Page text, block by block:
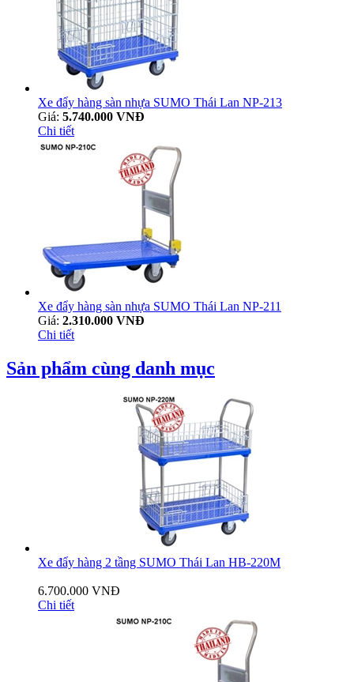
Xe đẩy hàng sàn nhựa SUMO Thái Lan NP-213
Giá: 5.740.000 VNĐ
Chi tiết
Xe đẩy hàng sàn nhựa SUMO Thái Lan NP-211
Giá: 2.310.000 VNĐ
Chi tiết
Sản phẩm cùng danh mục
Xe đẩy hàng 2 tầng SUMO Thái Lan HB-220M
6.700.000 VNĐ
Chi tiết